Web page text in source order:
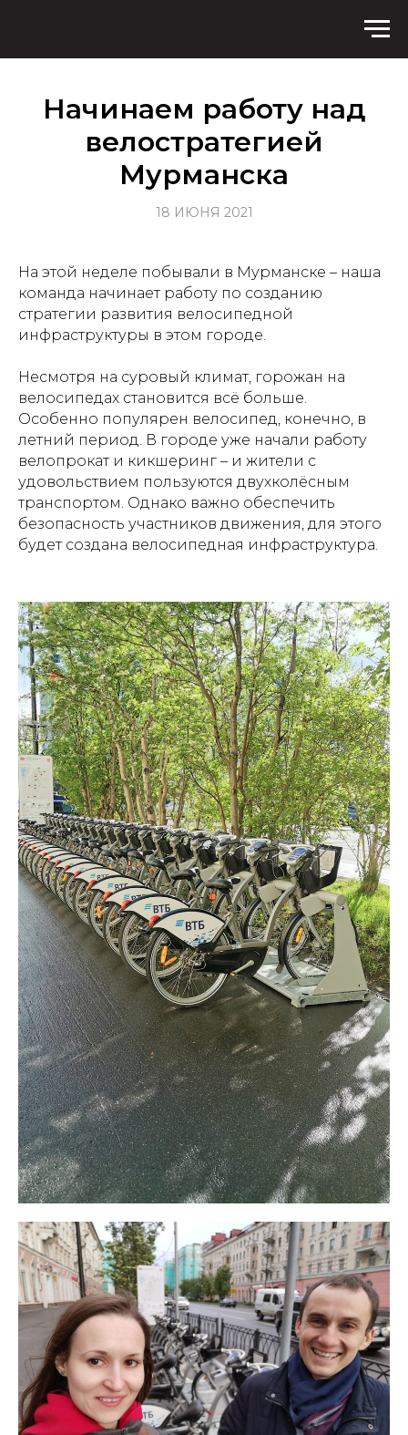
Начинаем работу над
велостратегией
Мурманска
18 ИЮНЯ 2021
На этой неделе побывали в Мурманске – наша
команда начинает работу по созданию
стратегии развития велосипедной
инфраструктуры в этом городе.
Несмотря на суровый климат, горожан на
велосипедах становится всё больше.
Особенно популярен велосипед, конечно, в
летний период. В городе уже начали работу
велопрокат и кикшеринг – и жители с
удовольствием пользуются двухколёсным
транспортом. Однако важно обеспечить
безопасность участников движения, для этого
будет создана велосипедная инфраструктура.